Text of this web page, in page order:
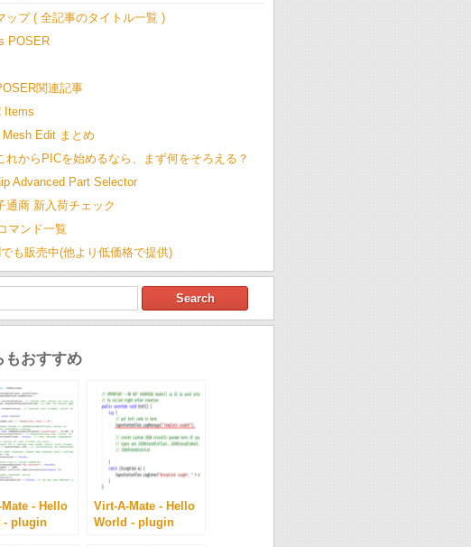
ップ ( 全記事のタイトル一覧 )
POSER
関連記事
Items
Mesh Edit まとめ
れからPICを始めるなら、まず何をそろえる？
Advanced Part Selector
通商 新入荷チェック
マンド一覧
も販売中(他より低価格で提供)
もおすすめ
- Hello
- plugin
Virt-A-Mate - Hello
World - plugin